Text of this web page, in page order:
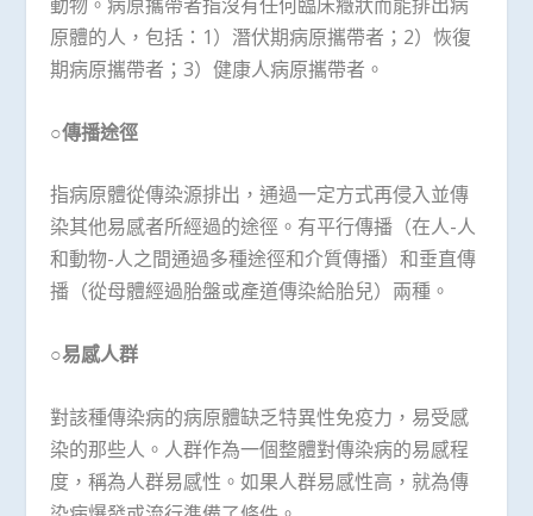
原體的人，包括：1）潛伏期病原攜帶者；2）恢復
期病原攜帶者；3）健康人病原攜帶者。
○傳播途徑
指病原體從傳染源排出，通過一定方式再侵入並傳
染其他易感者所經過的途徑。有平行傳播（在人-人
和動物-人之間通過多種途徑和介質傳播）和垂直傳
播（從母體經過胎盤或產道傳染給胎兒）兩種。
○易感人群
對該種傳染病的病原體缺乏特異性免疫力，易受感
染的那些人。人群作為一個整體對傳染病的易感程
度，稱為人群易感性。如果人群易感性高，就為傳